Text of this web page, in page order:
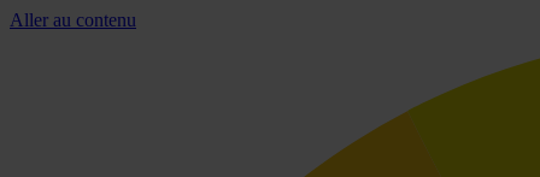
Aller au contenu